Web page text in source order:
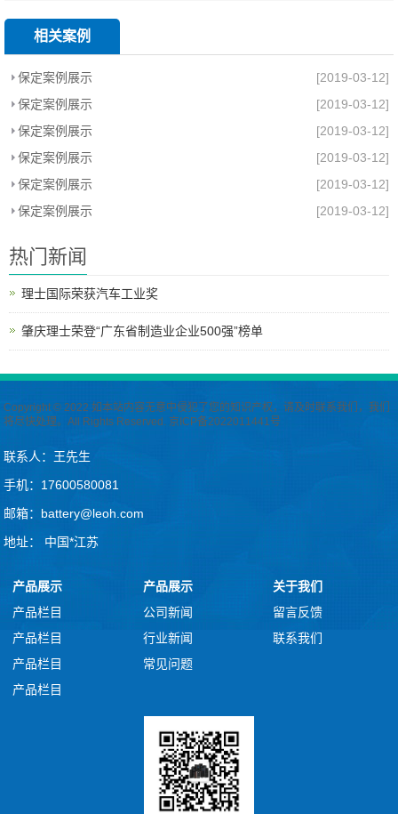
相关案例
保定案例展示
[2019-03-12]
保定案例展示
[2019-03-12]
保定案例展示
[2019-03-12]
保定案例展示
[2019-03-12]
保定案例展示
[2019-03-12]
保定案例展示
[2019-03-12]
热门新闻
理士国际荣获汽车工业奖
肇庆理士荣登“广东省制造业企业500强”榜单
Copyright © 2022 如本站内容无意中侵犯了您的知识产权，请及时联系我们，我们
将尽快处理。All Rights Reserved. 京ICP备2022011441号
联系人：王先生
手机：17600580081
邮箱：battery@leoh.com
地址： 中国*江苏
产品展示
产品栏目
产品栏目
产品栏目
产品栏目
产品展示
公司新闻
行业新闻
常见问题
关于我们
留言反馈
联系我们